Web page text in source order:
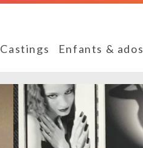
Castings Enfants & ados